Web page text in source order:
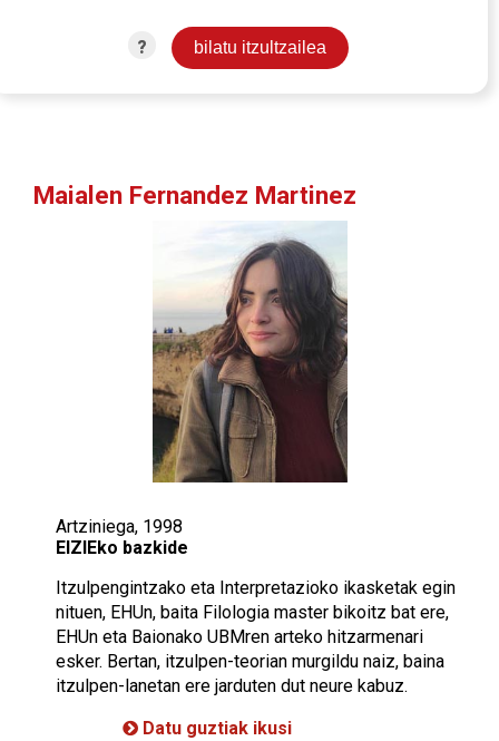
?
Maialen Fernandez Martinez
Artziniega, 1998
EIZIEko bazkide
Itzulpengintzako eta Interpretazioko ikasketak egin
nituen, EHUn, baita Filologia master bikoitz bat ere,
EHUn eta Baionako UBMren arteko hitzarmenari
esker. Bertan, itzulpen-teorian murgildu naiz, baina
itzulpen-lanetan ere jarduten dut neure kabuz.
Datu guztiak ikusi